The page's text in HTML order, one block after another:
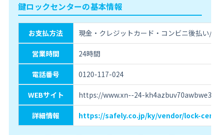
鍵ロックセンターの基本情報
お支払方法 現金・クレジットカード・コンビニ後払い/
営業時間 24時間
電話番号 0120-117-024
WEBサイト https://www.xn--24-
詳細情報 https://safely.co.jp/ky/vendor/lock-